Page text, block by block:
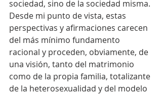
sociedad, sino de la sociedad misma.
Desde mi punto de vista, estas
perspectivas y afirmaciones carecen
del más mínimo fundamento
racional y proceden, obviamente, de
una visión, tanto del matrimonio
como de la propia familia, totalizante
de la heterosexualidad y del modelo